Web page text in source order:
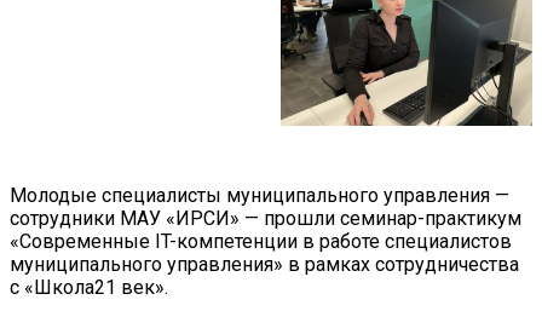
Молодые специалисты муниципального управления —
сотрудники МАУ «ИРСИ» — прошли семинар-практикум
«Современные IT-компетенции в работе специалистов
муниципального управления» в рамках сотрудничества
с «Школа21 век».